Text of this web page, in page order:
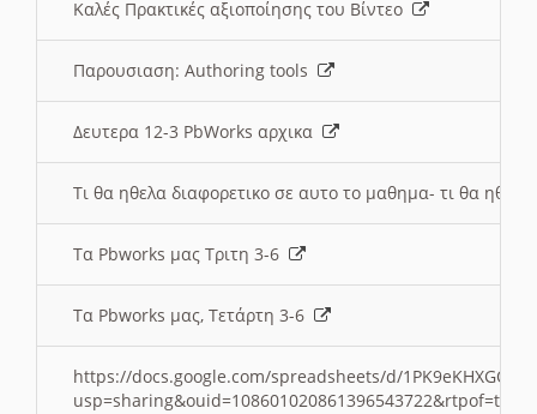
Καλές Πρακτικές αξιοποίησης του Βίντεο
Παρουσιαση: Authoring tools
Δευτερα 12-3 PbWorks αρχικα
Τι θα ηθελα διαφορετικο σε αυτο το μαθημα- τι θα
Τα Pbworks μας Τριτη 3-6
Τα Pbworks μας, Τετάρτη 3-6
https://docs.google.com/spreadsheets/d/